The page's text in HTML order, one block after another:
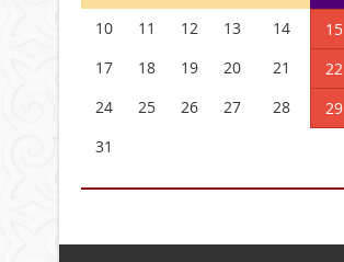
10
11 12 13 14 15
17
18 19 20 21 22
24
25 26 27 28 29
31